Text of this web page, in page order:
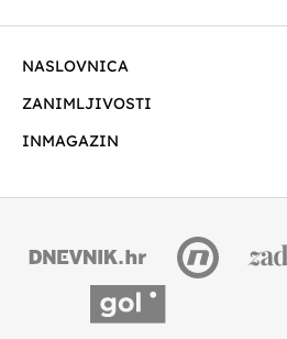
NASLOVNICA
ZANIMLJIVOSTI
INMAGAZIN